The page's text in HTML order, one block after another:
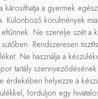
károsíthatja a gyermek
Különböző körülmények
Ne szerelje szét a
Rendszeresen
Ne használja a
tartály
érdekében helyezze a
forduljon egy